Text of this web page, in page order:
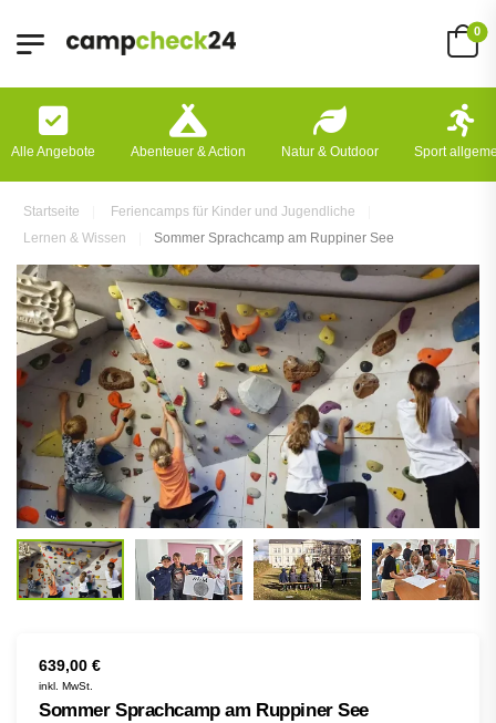
0
Alle Angebote Abenteuer & Action Natur & Outdoor Sport
Startseite
Feriencamps für Kinder und Jugendliche
Lernen & Wissen
Sommer Sprachcamp am Ruppiner See
639,00 €
inkl. MwSt.
Sommer Sprachcamp am Ruppiner See